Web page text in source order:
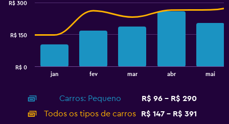
displaying
categories.
Range:
jan fev mar abr mai
R$ 0
R$ 150
R$ 300
Carros: Pequeno
R$ 96 - R$ 290
Todos os tipos de carros
R$ 147 - R$ 391